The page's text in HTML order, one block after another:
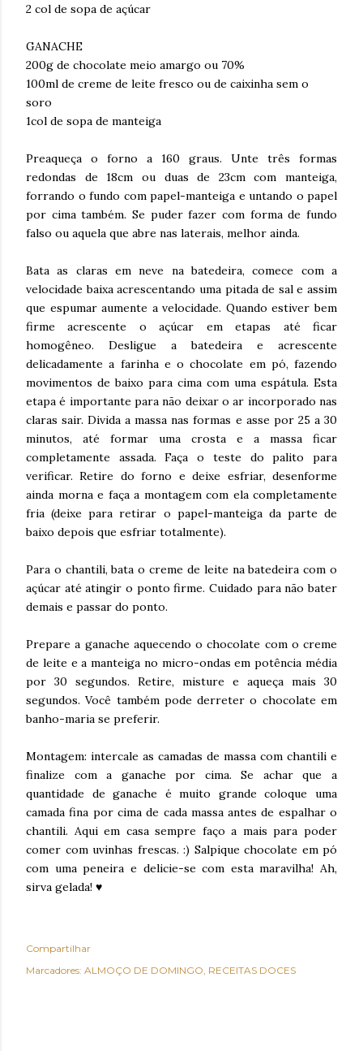
2 col de sopa de açúcar
GANACHE
200g de chocolate meio amargo ou 70%
100ml de creme de leite fresco ou de caixinha sem o
soro
1col de sopa de manteiga
Preaqueça o forno a 160 graus. Unte três formas
redondas de 18cm ou duas de 23cm com manteiga,
forrando o fundo com papel-manteiga e untando o papel
por cima também. Se puder fazer com forma de fundo
falso ou aquela que abre nas laterais, melhor ainda.
Bata as claras em neve na batedeira, comece com a
velocidade baixa acrescentando uma pitada de sal e assim
que espumar aumente a velocidade. Quando estiver bem
firme acrescente o açúcar em etapas até ficar
homogêneo. Desligue a batedeira e acrescente
delicadamente a farinha e o chocolate em pó, fazendo
movimentos de baixo para cima com uma espátula. Esta
etapa é importante para não deixar o ar incorporado nas
claras sair. Divida a massa nas formas e asse por 25 a 30
minutos, até formar uma crosta e a massa ficar
completamente assada. Faça o teste do palito para
verificar. Retire do forno e deixe esfriar, desenforme
ainda morna e faça a montagem com ela completamente
fria (deixe para retirar o papel-manteiga da parte de
baixo depois que esfriar totalmente).
Para o chantili, bata o creme de leite na batedeira com o
açúcar até atingir o ponto firme. Cuidado para não bater
demais e passar do ponto.
Prepare a ganache aquecendo o chocolate com o creme
de leite e a manteiga no micro-ondas em potência média
por 30 segundos. Retire, misture e aqueça mais 30
segundos. Você também pode derreter o chocolate em
banho-maria se preferir.
Montagem: intercale as camadas de massa com chantili e
finalize com a ganache por cima. Se achar que a
quantidade de ganache é muito grande coloque uma
camada fina por cima de cada massa antes de espalhar o
chantili. Aqui em casa sempre faço a mais para poder
comer com uvinhas frescas. :) Salpique chocolate em pó
com uma peneira e delicie-se com esta maravilha! Ah,
sirva gelada! ♥
Compartilhar
Marcadores: ALMOÇO DE DOMINGO RECEITAS DOCES